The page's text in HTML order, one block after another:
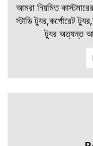
আমরা নিয়মিত
স্টাডি ট্যুর,কর্পোরেট
ট্যুর অত্যন্ত